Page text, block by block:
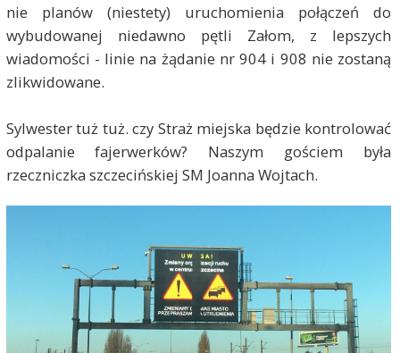
nie planów (niestety) uruchomienia połączeń do
wybudowanej niedawno pętli Załom, z lepszych
wiadomości - linie na żądanie nr 904 i 908 nie zostaną
zlikwidowane.
Sylwester tuż tuż. czy Straż miejska będzie kontrolować
odpalanie fajerwerków? Naszym gościem była
rzeczniczka szczecińskiej SM Joanna Wojtach.